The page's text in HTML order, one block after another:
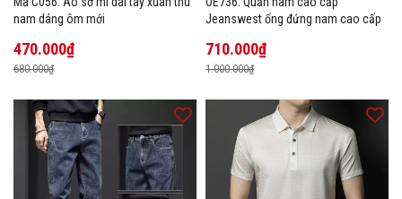
nam dáng ôm mới
470.000₫
680.000₫
Jeanswest ống đứng nam cao cấp
710.000₫
1.000.000₫